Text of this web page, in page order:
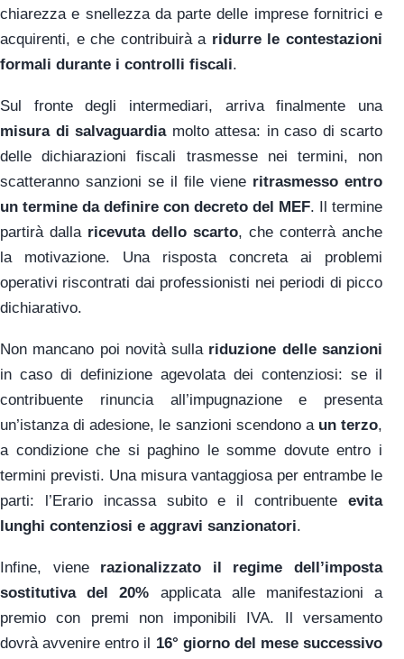
chiarezza e snellezza da parte delle imprese fornitrici e
acquirenti, e che contribuirà a ridurre le contestazioni
formali durante i controlli fiscali.
Sul fronte degli intermediari, arriva finalmente una
misura di salvaguardiamolto attesa: in caso di scarto
delle dichiarazioni fiscali trasmesse nei termini, non
scatteranno sanzioni se il file viene ritrasmesso entro
un termine da definire con decreto del MEF. Il termine
partirà dalla ricevuta dello scarto, che conterrà anche
la motivazione. Una risposta concreta ai problemi
operativi riscontrati dai professionisti nei periodi di picco
dichiarativo.
Non mancano poi novità sulla riduzione delle sanzioni
in caso di definizione agevolata dei contenziosi: se il
contribuente rinuncia all’impugnazione e presenta
un’istanza di adesione, le sanzioni scendono a un terzo,
a condizione che si paghino le somme dovute entro i
termini previsti. Una misura vantaggiosa per entrambe le
parti: l’Erario incassa subito e il contribuente evita
lunghi contenziosi e aggravi sanzionatori.
Infine, viene razionalizzato il regime dell’imposta
sostitutiva del 20% applicata alle manifestazioni a
premio con premi non imponibili IVA. Il versamento
dovrà avvenire entro il 16° giorno del mese successivo